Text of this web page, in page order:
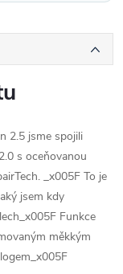
2.5 jsme spojili
s oceňovanou
_x005F To je
jsem kdy
Funkce
měkkým